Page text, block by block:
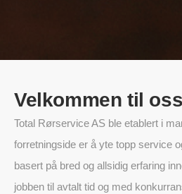
Velkommen til
Total Rørservice AS ble etablert i
forretningside er å yte topp service
basert på bred og allsidig erfaring
jobben til avtalt tid og med